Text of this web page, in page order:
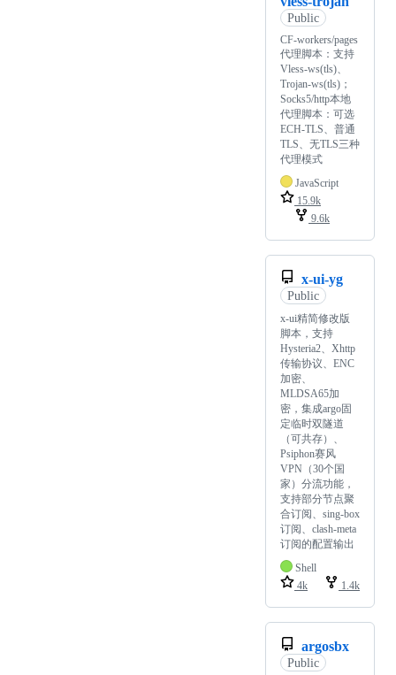
Public
CF-workers/pages
代理脚本：支持
Vless-ws(tls)、
Trojan-ws(tls)；
Socks5/http本地
代理脚本：可选
ECH-TLS、普通
TLS、无TLS三种
代理模式
JavaScript
15.9k
9.6k
x-ui-yg
Public
x-ui精简修改版
脚本，支持
Hysteria2、Xhttp
传输协议、ENC
加密、
MLDSA65加
密，集成argo固
定临时双隧道
（可共存）、
Psiphon赛风
VPN（30个国
家）分流功能，
支持部分节点聚
合订阅、sing-box
订阅、clash-meta
订阅的配置输出
Shell
4k
1.4k
argosbx
Public